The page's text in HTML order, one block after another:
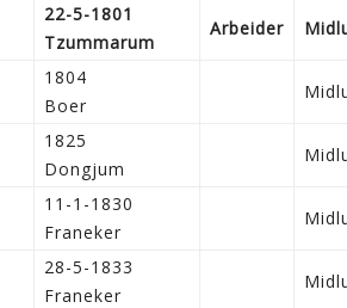
22-5-1801
Tzummarum
Arbeider
1804
Boer
1825
Dongjum
11-1-1830
Franeker
28-5-1833
Franeker